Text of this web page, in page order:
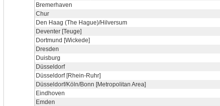
Bremerhaven
Chur
Den Haag (The Hague)/Hilversum
Deventer [Teuge]
Dortmund [Wickede]
Dresden
Duisburg
Düsseldorf
Düsseldorf [Rhein-Ruhr]
Düsseldorf/Köln/Bonn [Metropolitan Area]
Eindhoven
Emden